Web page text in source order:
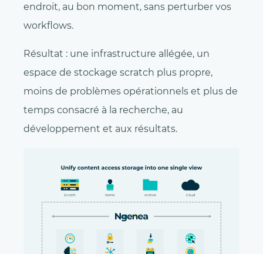
endroit, au bon moment, sans perturber vos
workflows.
Résultat : une infrastructure allégée, un
espace de stockage scratch plus propre,
moins de problèmes opérationnels et plus de
temps consacré à la recherche, au
développement et aux résultats.